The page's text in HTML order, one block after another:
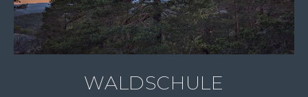
WALDSCHULE